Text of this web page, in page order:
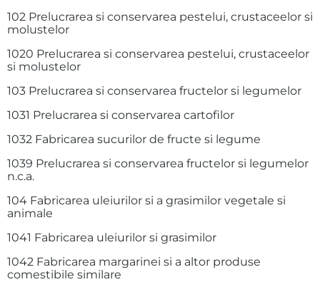
102 Prelucrarea si conservarea pestelui, crustaceelor si
molustelor
1020 Prelucrarea si conservarea pestelui, crustaceelor
si molustelor
103 Prelucrarea si conservarea fructelor si legumelor
1031 Prelucrarea si conservarea cartofilor
1032 Fabricarea sucurilor de fructe si legume
1039 Prelucrarea si conservarea fructelor si legumelor
n.c.a.
104 Fabricarea uleiurilor si a grasimilor vegetale si
animale
1041 Fabricarea uleiurilor si grasimilor
1042 Fabricarea margarinei si a altor produse
comestibile similare